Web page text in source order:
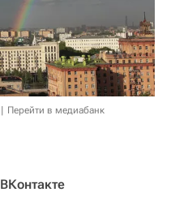
Перейти в медиабанк
ВКонтакте